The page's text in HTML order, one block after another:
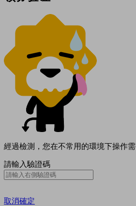
經過檢測，您在不常用的環境下操作
請輸入驗證碼
取消確定